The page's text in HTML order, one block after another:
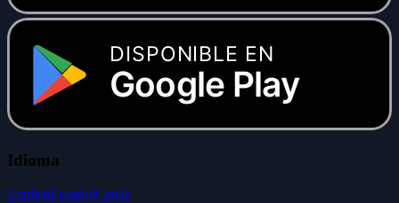
DISPONIBLE EN
Google Play
Idioma
EnglishEspañolCatalà